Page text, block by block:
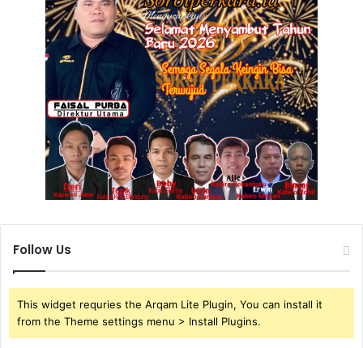
Follow Us
This widget requries the Arqam Lite Plugin, You can install it
from the Theme settings menu > Install Plugins.